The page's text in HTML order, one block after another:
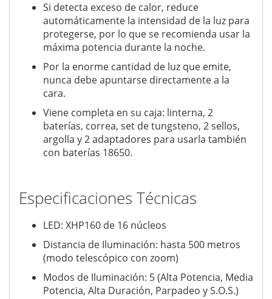
Si detecta exceso de calor, reduce
automáticamente la intensidad de la luz para
protegerse, por lo que se recomienda usar la
máxima potencia durante la noche.
Por la enorme cantidad de luz que emite,
nunca debe apuntarse directamente a la
cara.
Viene completa en su caja: linterna, 2
baterías, correa, set de tungsteno, 2 sellos,
argolla y 2 adaptadores para usarla también
con baterías 18650.
Especificaciones Técnicas
LED: XHP160 de 16 núcleos
Distancia de Iluminación: hasta 500 metros
(modo telescópico con zoom)
Modos de Iluminación: 5 (Alta Potencia, Media
Potencia, Alta Duración, Parpadeo y S.O.S.)